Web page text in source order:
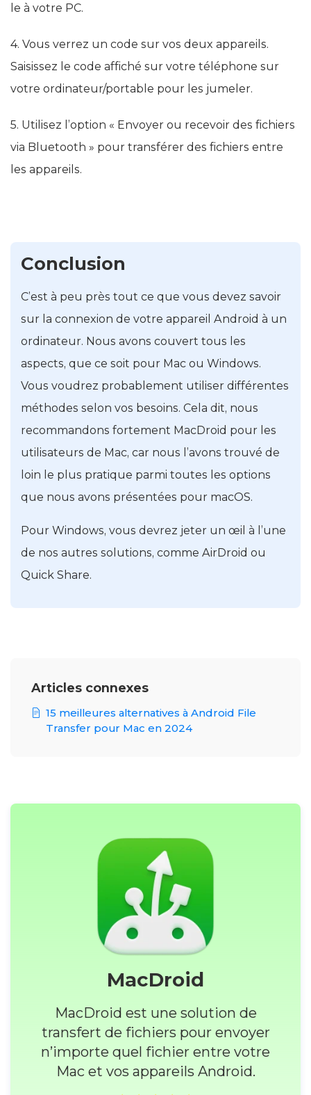
le à votre PC.
4. Vous verrez un code sur vos deux appareils.
Saisissez le code affiché sur votre téléphone sur
votre ordinateur/portable pour les jumeler.
5. Utilisez l’option « Envoyer ou recevoir des fichiers
via Bluetooth » pour transférer des fichiers entre
les appareils.
Conclusion
C’est à peu près tout ce que vous devez savoir
sur la connexion de votre appareil Android à un
ordinateur. Nous avons couvert tous les
aspects, que ce soit pour Mac ou Windows.
Vous voudrez probablement utiliser différentes
méthodes selon vos besoins. Cela dit, nous
recommandons fortement MacDroid pour les
utilisateurs de Mac, car nous l’avons trouvé de
loin le plus pratique parmi toutes les options
que nous avons présentées pour macOS.
Pour Windows, vous devrez jeter un œil à l’une
de nos autres solutions, comme AirDroid ou
Quick Share.
Articles connexes
15 meilleures alternatives à Android File
Transfer pour Mac en 2024
MacDroid
MacDroid est une solution de
transfert de fichiers pour envoyer
n’importe quel fichier entre votre
Mac et vos appareils Android.